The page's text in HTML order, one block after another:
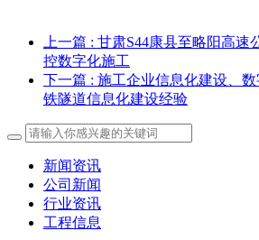
上一篇 : 甘肃S44康县至略阳高速
控数字化施工
下一篇 : 施工企业信息化建设、
铁隧道信息化建设经验
新闻资讯
公司新闻
行业资讯
工程信息